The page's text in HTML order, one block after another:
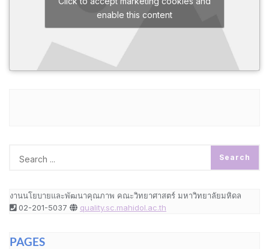
enable this content
งานนโยบายและพัฒนาคุณภาพ คณะวิทยาศาสตร์ มหาวิทยาลัยมหิดล
02-201-5037
quality.sc.mahidol.ac.th
PAGES